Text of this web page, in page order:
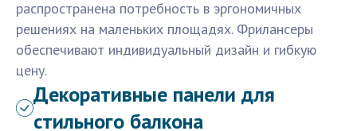
распространена потребность в эргономичных
решениях на маленьких площадях. Фрилансеры
обеспечивают индивидуальный дизайн и гибкую
цену.
Декоративные панели для
стильного балкона